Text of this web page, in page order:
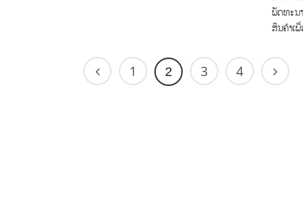
ພັດທະນ
ສິນຄ້າເ
1 2 3 4